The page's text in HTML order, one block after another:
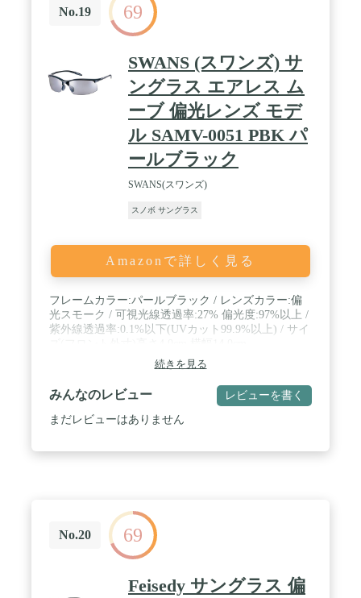
No.19 69
SWANS (スワンズ) サ
ングラス エアレス ム
ーブ 偏光レンズ モデ
ル SAMV-0051 PBK パ
ールブラック
SWANS(スワンズ)
スノボ サングラス
Amazonで詳しく見る
フレームカラー:パールブラック / レンズカラー:偏
光スモーク / 可視光線透過率:27% 偏光度:97%以上 /
紫外線透過率:0.1%以下(UVカット99.9%以上) / サイ
続きを見る
みんなのレビュー レビューを書く
まだレビューはありません
No.20 69
Feisedy サングラス 偏